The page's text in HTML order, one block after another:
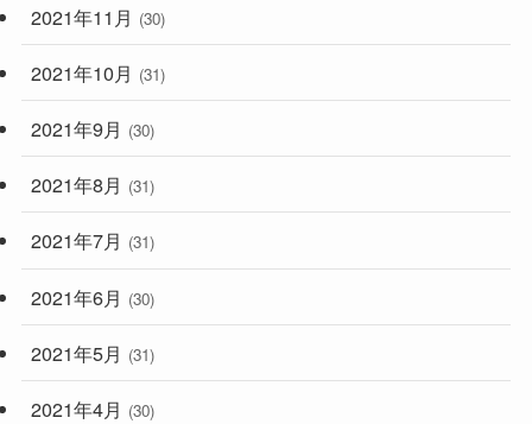
2021年11月 (30)
2021年10月 (31)
2021年9月 (30)
2021年8月 (31)
2021年7月 (31)
2021年6月 (30)
2021年5月 (31)
2021年4月 (30)